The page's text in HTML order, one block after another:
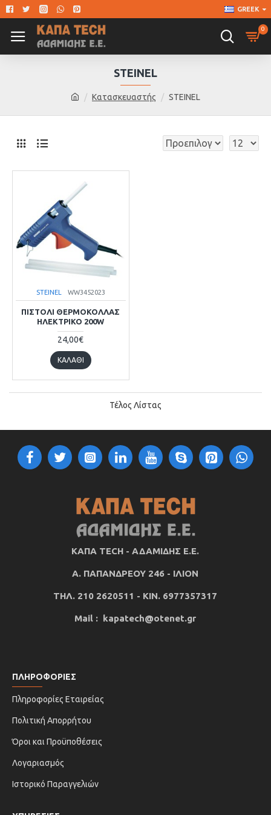
GREEK
0
Κατασκευαστής STEINEL
STEINEL
STEINEL WW3452023
ΠΙΣΤΌΛΙ ΘΕΡΜΌΚΟΛΛΑΣ
ΗΛΕΚΤΡΙΚΌ 200W
24,00€
ΚΑΛΆΘΙ
Τέλος Λίστας
ΚΑΠΑ TECH - ΑΔΑΜΙΔΗΣ Ε.Ε.
Α. ΠΑΠΑΝΔΡΕΟΥ 246 - ΙΛΙΟΝ
ΤΗΛ. 210 2620511 - ΚΙΝ. 6977357317
Mail : kapatech@otenet.gr
ΠΛΗΡΟΦΟΡΙΕΣ
Πληροφορίες Εταιρείας
Πολιτική Απορρήτου
Όροι και Προϋποθέσεις
Λογαριασμός
Ιστορικό Παραγγελιών